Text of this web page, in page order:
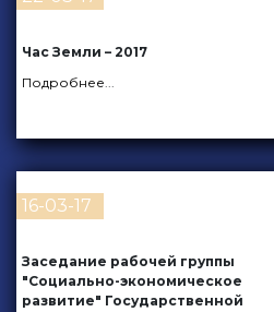
Час Земли – 2017
Подробнее...
16-03-17
Заседание рабочей группы
"Социально-экономическое
развитие" Государственной